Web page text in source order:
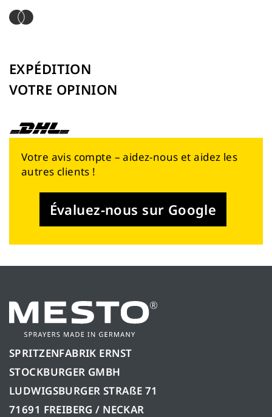
EXPÉDITION
VOTRE OPINION
Votre avis compte – aidez-nous et aidez les
autres clients !
Évaluez-nous sur Google
SPRITZENFABRIK ERNST
STOCKBURGER GMBH
LUDWIGSBURGER STRAßE 71
71691 FREIBERG / NECKAR